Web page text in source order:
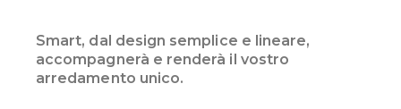
Smart, dal design semplice e lineare,
accompagnerà e renderà il vostro
arredamento unico.